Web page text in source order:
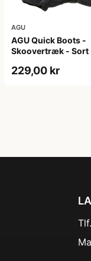
AGU
AGU Quick Boots -
Skoovertræk - Sort
229,00 kr